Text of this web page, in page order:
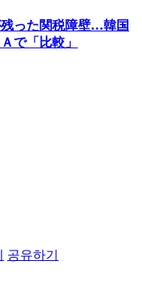
った関税障壁…韓国
で「比較」
공유하기